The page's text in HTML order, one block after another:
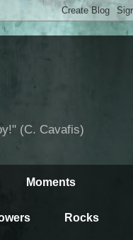
(C. Cavafis)
Moments
Rocks